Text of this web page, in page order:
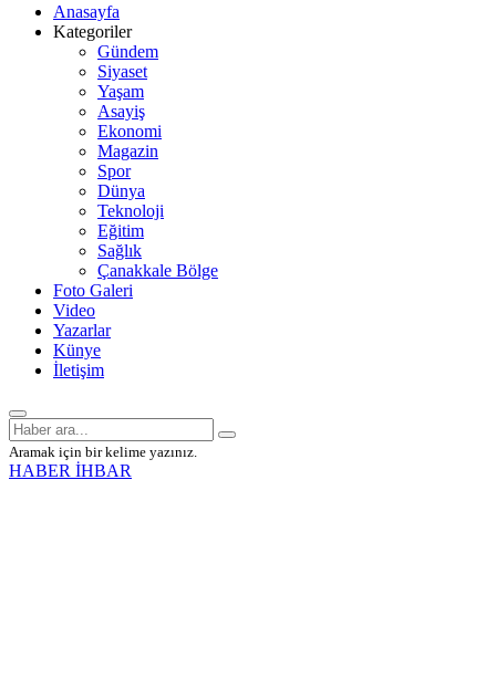
Anasayfa
Kategoriler
Gündem
Siyaset
Yaşam
Asayiş
Ekonomi
Magazin
Spor
Dünya
Teknoloji
Eğitim
Sağlık
Çanakkale Bölge
Foto Galeri
Video
Yazarlar
Künye
İletişim
Aramak için bir kelime yazınız.
HABER İHBAR